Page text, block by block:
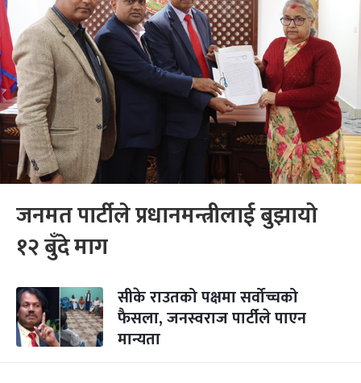
जनमत पार्टीले प्रधानमन्त्रीलाई बुझायो
१२ बुँदे माग
सीके राउतको पक्षमा सर्वोच्चको
फैसला, जनस्वराज पार्टीले पाएन
मान्यता